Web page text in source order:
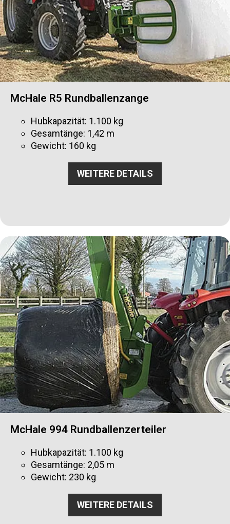
McHale R5 Rundballenzange
Hubkapazität: 1.100 kg
Gesamtänge: 1,42 m
Gewicht: 160 kg
WEITERE DETAILS
McHale 994 Rundballenzerteiler
Hubkapazität: 1.100 kg
Gesamtänge: 2,05 m
Gewicht: 230 kg
WEITERE DETAILS